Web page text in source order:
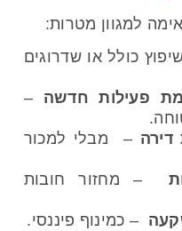
למגוון מטרות:
כולל או שדרוגים
פעילות חדשה –
דירה – מבלי למכור
– מחזור חובות
– כמינוף פיננסי.